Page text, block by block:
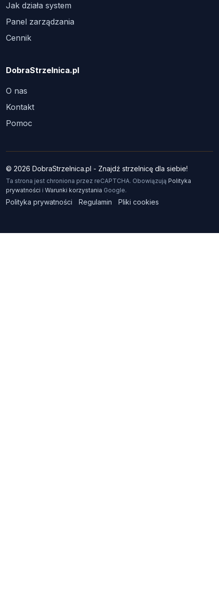
Jak działa system
Panel zarządzania
Cennik
DobraStrzelnica.pl
O nas
Kontakt
Pomoc
© 2026 DobraStrzelnica.pl - Znajdź strzelnicę dla siebie!
Ta strona jest chroniona przez reCAPTCHA. Obowiązują Polityka
prywatności i Warunki korzystania Google.
Polityka prywatności Regulamin Pliki cookies